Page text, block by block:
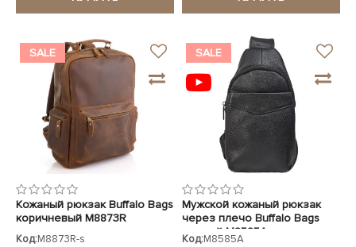
SALE
Кожаный рюкзак Buffalo Bags
коричневый M8873R
Код:M8873R-s
SALE
Мужской кожаный рюкзак
через плечо Buffalo Bags
черный M8585A
Код:M8585A